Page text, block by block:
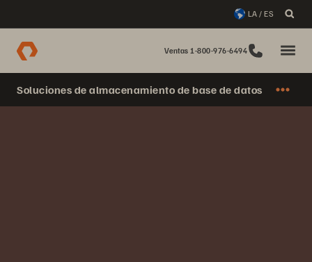
LA / ES
Ventas 1-800-976-6494
Soluciones de almacenamiento de base de datos